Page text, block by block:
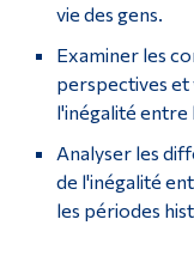
Événements passés
Suivez-
Facebook
vie des gens.
Examiner les
perspectives
l'inégalité entre
Analyser les
de l'inégalité
les périodes